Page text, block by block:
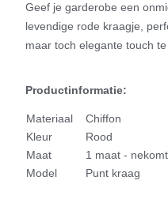
Geef je garderobe een
levendige rode kraagje,
maar toch elegante touch te
Productinformatie:
Materiaal
Chiffon
Kleur
Rood
Maat
1 maat -
Model
Punt kraag